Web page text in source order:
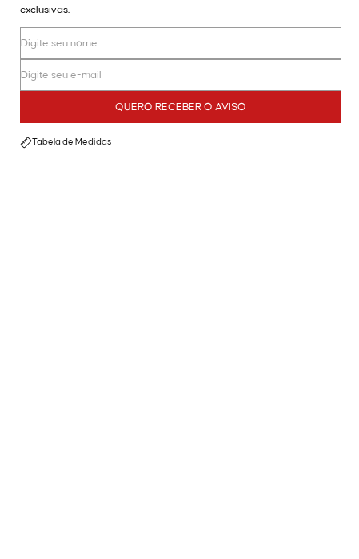
exclusivas.
QUERO RECEBER O AVISO
Tabela de Medidas